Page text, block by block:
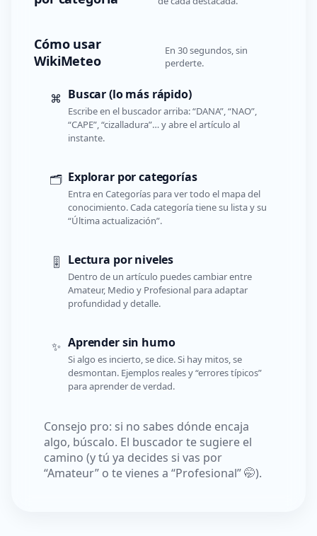
Cómo usar
WikiMeteo
En 30 segundos, sin
perderte.
⌘ Buscar (lo más rápido)
Escribe en el buscador arriba: “DANA”, “NAO”,
“CAPE”, “cizalladura”… y abre el artículo al
instante.
🗂️ Explorar por categorías
Entra en Categorías para ver todo el mapa del
conocimiento. Cada categoría tiene su lista y su
“Última actualización”.
🎚️ Lectura por niveles
Dentro de un artículo puedes cambiar entre
Amateur, Medio y Profesional para adaptar
profundidad y detalle.
✨ Aprender sin humo
Si algo es incierto, se dice. Si hay mitos, se
desmontan. Ejemplos reales y “errores típicos”
para aprender de verdad.
Consejo pro: si no sabes dónde encaja
algo, búscalo. El buscador te sugiere el
camino (y tú ya decides si vas por
“Amateur” o te vienes a “Profesional” 🤭).